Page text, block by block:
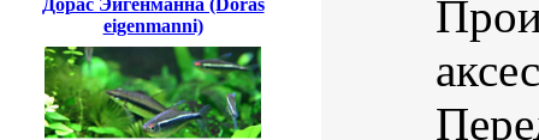
eigenmanni)